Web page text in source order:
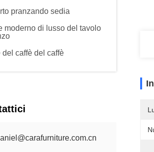
pranzando sedia
moderno di lusso del tavolo
del caffè del caffè